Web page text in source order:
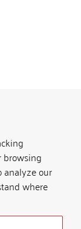
browsing
analyze our
where